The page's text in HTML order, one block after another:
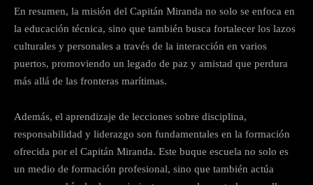
En resumen, la misión del Capitán Miranda no solo se enfoca en
la educación técnica, sino que también busca fortalecer los lazos
culturales y personales a través de la interacción en varios
puertos, promoviendo un legado de paz y amistad que perdura
más allá de las fronteras marítimas.
Además, el aprendizaje de lecciones sobre disciplina,
responsabilidad y liderazgo son fundamentales en la formación
ofrecida por el Capitán Miranda. Este buque escuela no solo es
un medio de formación profesional, sino que también actúa